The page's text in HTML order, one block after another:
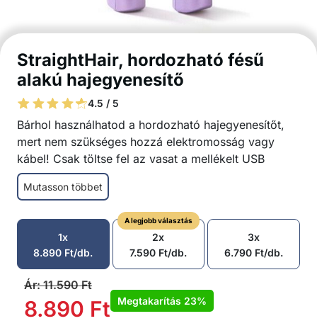
StraightHair, hordozható fésű
alakú hajegyenesítő
4.5 / 5
Bárhol használhatod a hordozható hajegyenesítőt,
mert nem szükséges hozzá elektromosság vagy
kábel! Csak töltse fel az vasat a mellékelt USB
kábelen keresztül, és már használható is!
A fésű alakú vas alkalmas minden hajtípusra
Egyenletes hőeloszlás
A hajegyenesítő gyors felmelegedése azonnali
eredményt nyújt
10 másodperc alatt felmelegszik
Kábel nélküli működés lehetővé teszi, hogy
bárhol használható legyen elektromosság nélkül
Mutasson többet
1x
8.890 Ft/db.
A legjobb választás
2x
7.590 Ft/db.
3x
6.790 Ft/db.
Ár:11.590Ft
8.890 Ft Megtakarítás 23%